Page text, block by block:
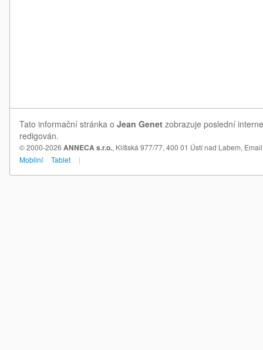
Tato informační stránka o Jean Genet zobrazuje poslední
redigován.
© 2000-2026 ANNECA s.r.o., Klíšská 977/77, 400 01 Ústí nad Labem,
Mobilní
Tablet |